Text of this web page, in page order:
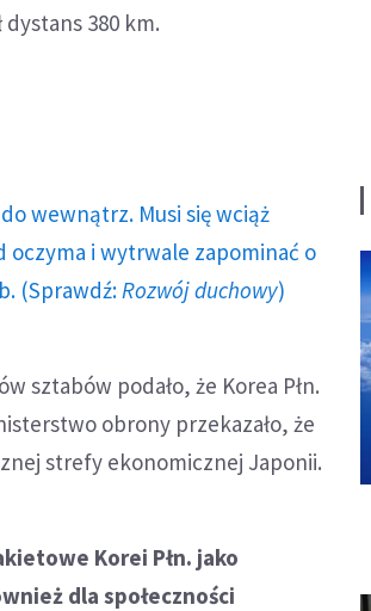
380 km.
wewnątrz. Musi się wciąż
oczyma i wytrwale zapominać o
(Sprawdź: Rozwój duchowy)
sztabów podało, że Korea Płn.
obrony przekazało, że
strefy ekonomicznej Japonii.
Korei Płn. jako
dla społeczności